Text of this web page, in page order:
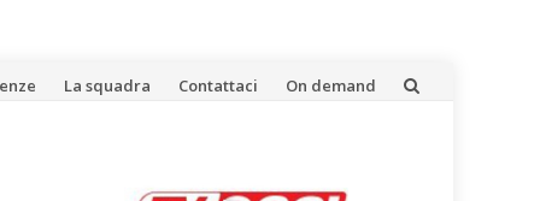
La squadra Contattaci On demand